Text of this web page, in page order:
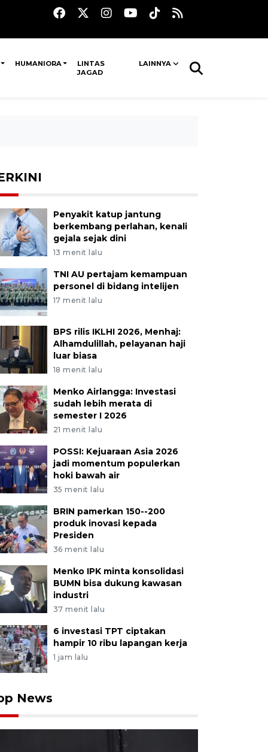
HUMANIORA
LINTAS
JAGAD
LAINNYA
Penyakit katup jantung
berkembang perlahan, kenali
gejala sejak dini
13 menit lalu
TNI AU pertajam kemampuan
personel di bidang intelijen
17 menit lalu
BPS rilis IKLHI 2026, Menhaj:
Alhamdulillah, pelayanan haji
luar biasa
18 menit lalu
Menko Airlangga: Investasi
sudah lebih merata di
semester I 2026
21 menit lalu
POSSI: Kejuaraan Asia 2026
jadi momentum populerkan
hoki bawah air
35 menit lalu
BRIN pamerkan 150--200
produk inovasi kepada
Presiden
36 menit lalu
Menko IPK minta konsolidasi
BUMN bisa dukung kawasan
industri
37 menit lalu
6 investasi TPT ciptakan
hampir 10 ribu lapangan kerja
1 jam lalu
News